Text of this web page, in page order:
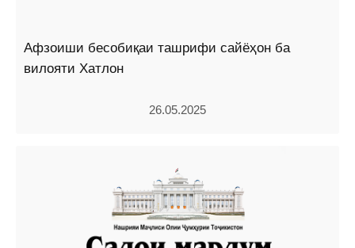
Афзоиши бесобиқаи ташрифи сайёҳон ба
вилояти Хатлон
26.05.2025